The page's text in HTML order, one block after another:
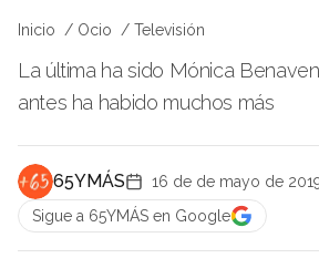
Inicio Ocio Televisión
La última ha sido Mónica
antes ha habido muchos más
65YMÁS
16 de de mayo de
Sigue a 65YMÁS en Google